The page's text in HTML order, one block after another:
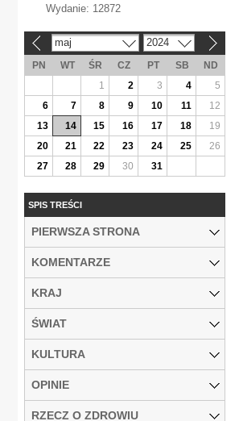
Wydanie: 12872
maj 2024
PN WT ŚR CZ PT SB
ND
1
2 3 4
5
6
7 8 9 10 11
12
13
14 15 16 17 18
19
20
21 22 23 24 25
26
27
28 29 30 31
SPIS TREŚCI
PIERWSZA STRONA
KOMENTARZE
KRAJ
ŚWIAT
KULTURA
OPINIE
RZECZ O ZDROWIU